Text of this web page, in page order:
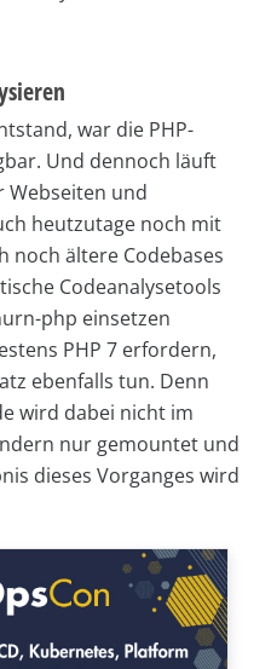
war die PHP-
Und dennoch läuft
Webseiten und
heutzutage noch mit
noch ältere Codebases
Codeanalysetools
php einsetzen
PHP 7 erfordern,
ebenfalls tun. Denn
wird dabei nicht im
nur gemountet und
dieses Vorganges wird